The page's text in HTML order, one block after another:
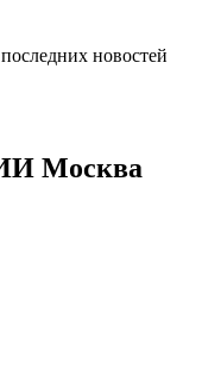
новостей
Москва